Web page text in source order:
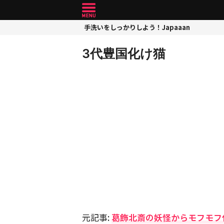
手洗いをしっかりしよう！Japaaan
3代豊国化け猫
元記事:葛飾北斎の妖怪からモフモ